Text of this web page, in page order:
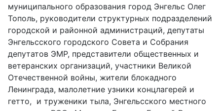
муниципального образования город Энгельс Олег
Тополь, руководители структурных подразделений
городской и районной администраций, депутаты
Энгельсского городского Совета и Собрания
депутатов ЭМР, представители общественных и
ветеранских организаций, участники Великой
Отечественной войны, жители блокадного
Ленинграда, малолетние узники концлагерей и
гетто, и труженики тыла, Энгельсского местного